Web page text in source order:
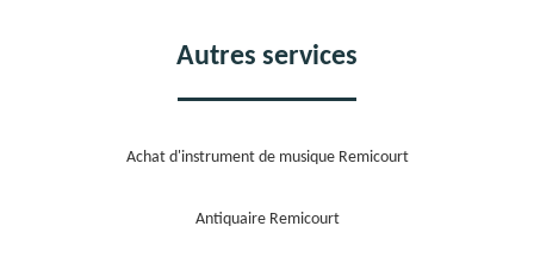
Autres services
Achat d'instrument de musique Remicourt
Antiquaire Remicourt